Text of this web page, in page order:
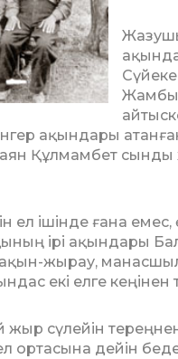
ақындары
Құлмамбет сынды
ішінде ғана емес,
ірі ақындары
жырау,
екі елге кеңінен
сү­лейін
ортасына дейін